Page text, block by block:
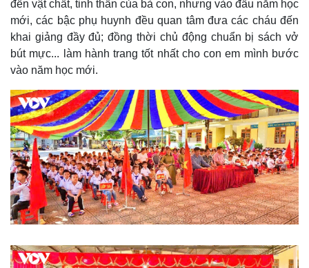
Hồ sơ
E-Magazine
Infographic
đến vật chất, tinh thần của bà con, nhưng vào đầu năm học
mới, các bậc phụ huynh đều quan tâm đưa các cháu đến
khai giảng đầy đủ; đồng thời chủ động chuẩn bị sách vở
bút mực... làm hành trang tốt nhất cho con em mình bước
vào năm học mới.